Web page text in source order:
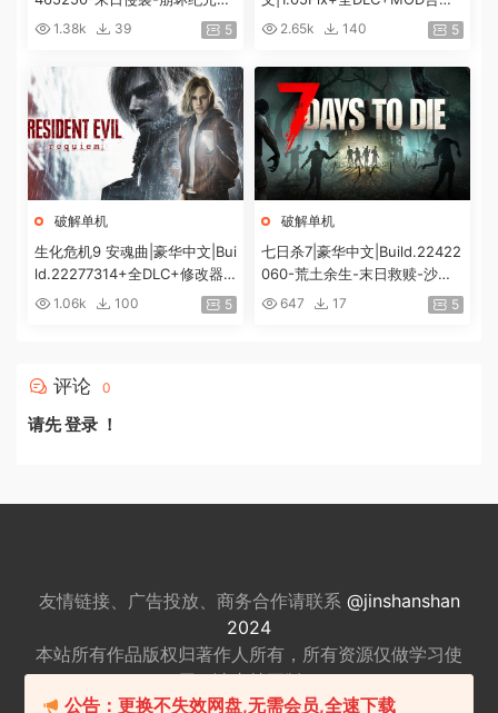
+预购特典+全DLC-解锁全内
1.38k 39 5
+预购特典|解压即撸|[12G/百
2.65k 140 5
破解单机
生化危机9 安魂曲|豪华中文|Bui
ld.22277314+全DLC+修改器|
解压即撸|[74G/百度]
1.06k 100 5
破解单机
七日杀7|豪华中文|Build.22422
060-荒土余生-末日救赎-沙盒
+全DLC|解压即撸|
647 17 5
评论 0
请先登录 ！
友情链接、广告投放、商务合作请联系 @jinshanshan
2024
本站所有作品版权归著作人所有，所有资源仅做学习使
用，请支持正版。
适量游戏有益身心健康，请勿长时间沉迷游戏，注意保
公告：更换不失效网盘,无需会员,全速下载